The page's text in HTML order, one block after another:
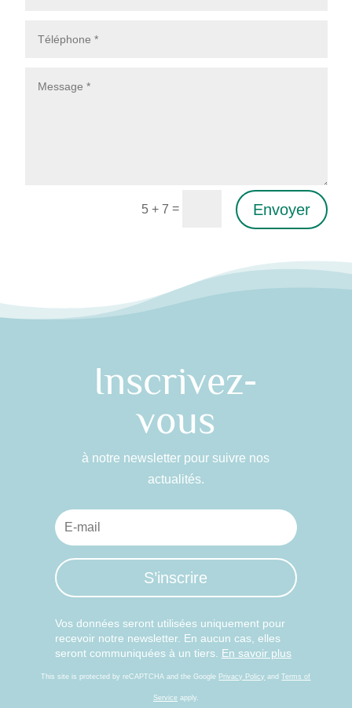
5 + 7 = Envoyer
Inscrivez-
vous
à notre newsletter pour suivre nos
actualités.
S’inscrire
Vos données seront utilisées uniquement pour
recevoir notre newsletter. En aucun cas, elles
seront communiquées à un tiers. En savoir plus
This site is protected by reCAPTCHA and the Google Privacy Policy andTerms of
Serviceapply.